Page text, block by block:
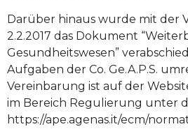
Darüber hinaus wurde mit der
2.2.2017 das Dokument
Gesundheitswesen”
Aufgaben der Co. Ge.A.P.S.
Vereinbarung ist auf der
im Bereich Regulierung unter
https://ape.agenas.it/ecm/